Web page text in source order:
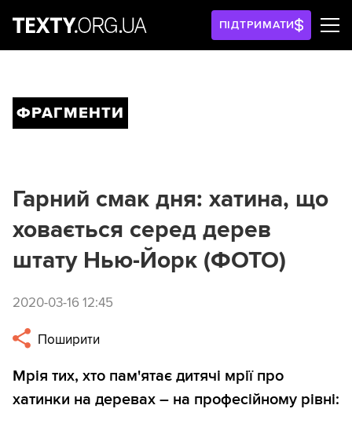
ПІДТРИМАТИ
ФРАГМЕНТИ
Гарний смак дня: хатина, що
ховається серед дерев
штату Нью-Йорк (ФОТО)
2020-03-16 12:45
Поширити
Мрія тих, хто пам'ятає дитячі мрії про
хатинки на деревах – на професійному рівні: